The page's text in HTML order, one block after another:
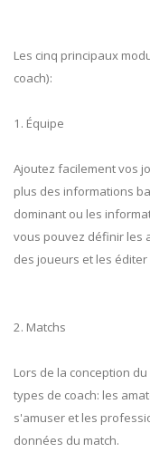
Les cinq principaux
coach):
1. Équipe
Ajoutez facilement vos
plus des informations
dominant ou les
vous pouvez définir les
des joueurs et les
2. Matchs
Lors de la conception
types de coach: les
s'amuser et les
données du match.